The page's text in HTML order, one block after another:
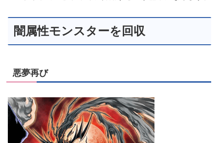
闇属性モンスターを回収
悪夢再び